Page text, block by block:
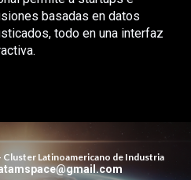
basadas en datos
todo en una interfaz
Cluster Latinoamericano de Industria